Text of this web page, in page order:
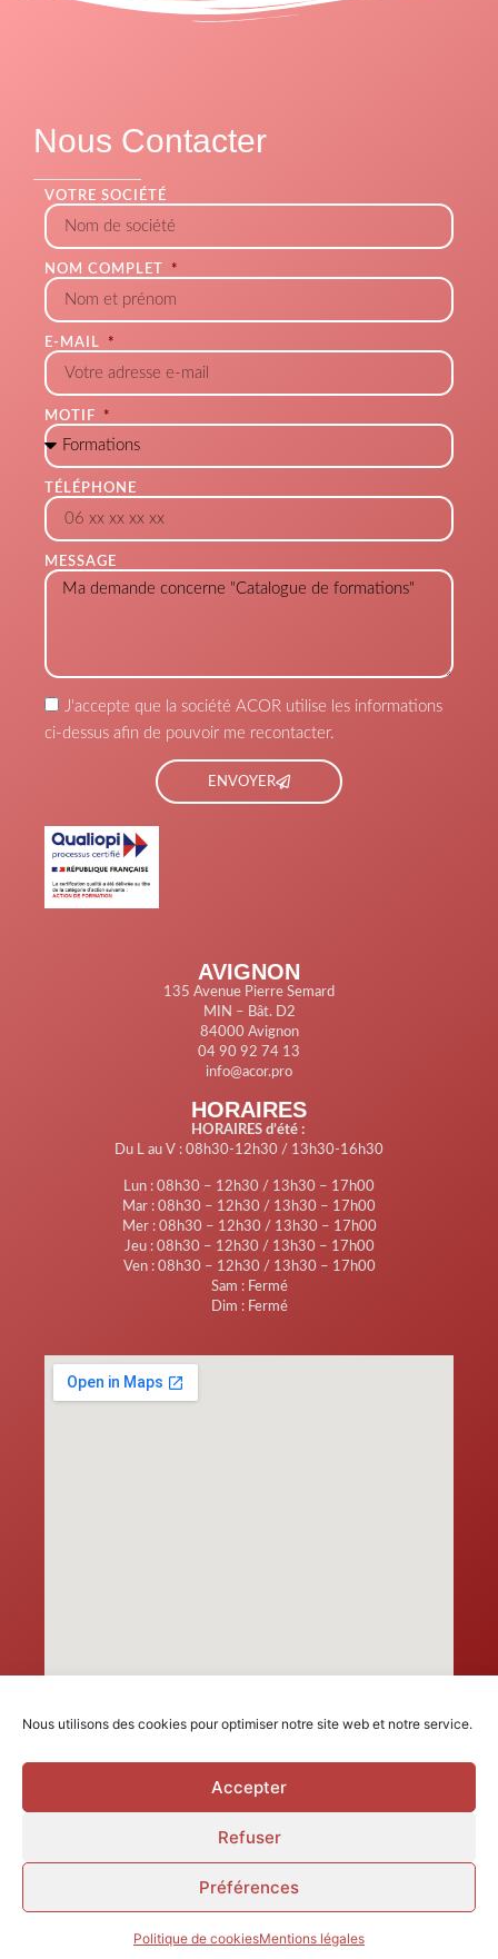
Nous utilisons des cookies pour optimiser notre site web et notre service.
Accepter
Refuser
Préférences
Politique de cookiesMentions légales
Nous Contacter
VOTRE SOCIÉTÉ
NOM COMPLET
E-MAIL
MOTIF
TÉLÉPHONE
MESSAGE
J'accepte que la société ACOR utilise les informations
ci-dessus afin de pouvoir me recontacter.
ENVOYER
AVIGNON
135 Avenue Pierre Semard
MIN – Bât. D2
84000 Avignon
04 90 92 74 13
info@acor.pro
HORAIRES
HORAIRES d’été :
Du L au V : 08h30-12h30 / 13h30-16h30
Lun : 08h30 – 12h30 / 13h30 – 17h00
Mar : 08h30 – 12h30 / 13h30 – 17h00
Mer : 08h30 – 12h30 / 13h30 – 17h00
Jeu : 08h30 – 12h30 / 13h30 – 17h00
Ven : 08h30 – 12h30 / 13h30 – 17h00
Sam : Fermé
Dim : Fermé